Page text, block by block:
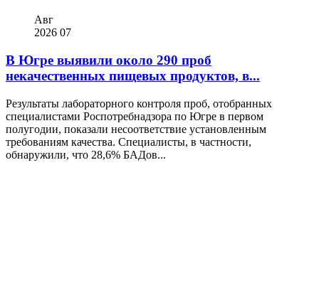
Авг
2026 07
В Югре выявили около 290 проб
некачественных пищевых продуктов, в...
Результаты лабораторного контроля проб, отобранных
специалистами Роспотребнадзора по Югре в первом
полугодии, показали несоответствие установленным
требованиям качества. Специалисты, в частности,
обнаружили, что 28,6% БАДов...